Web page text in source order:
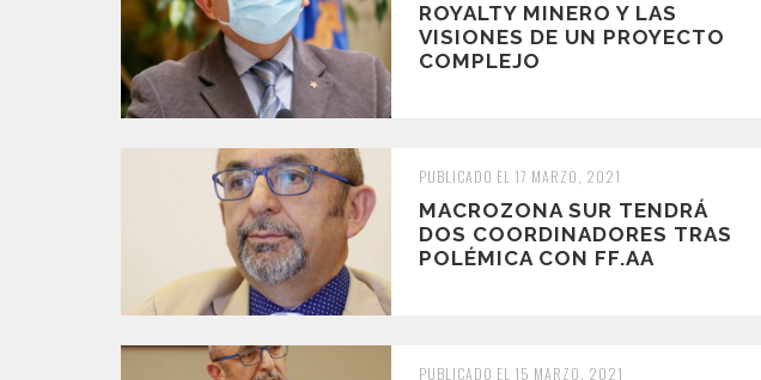
ROYALTY MINERO Y LAS
VISIONES DE UN PROYECTO
COMPLEJO
PUBLICADO EL 17 MARZO, 2021
MACROZONA SUR TENDRÁ
DOS COORDINADORES TRAS
POLÉMICA CON FF.AA
PUBLICADO EL 15 MARZO, 2021